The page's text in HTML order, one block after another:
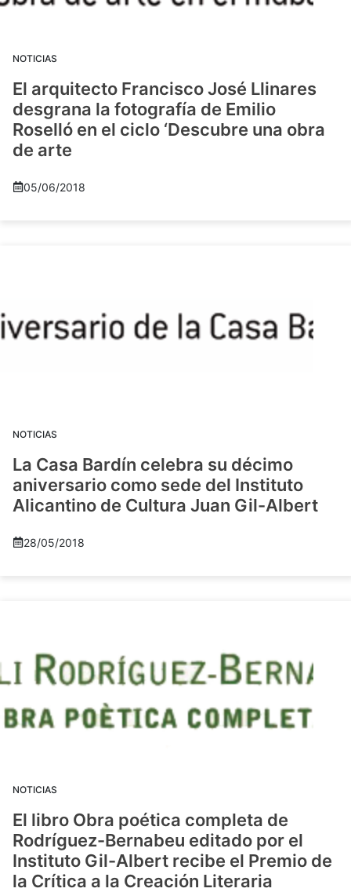
NOTICIAS
El arquitecto Francisco José Llinares
desgrana la fotografía de Emilio
Roselló en el ciclo ‘Descubre una obra
de arte
05/06/2018
NOTICIAS
La Casa Bardín celebra su décimo
aniversario como sede del Instituto
Alicantino de Cultura Juan Gil-Albert
28/05/2018
NOTICIAS
El libro Obra poética completa de
Rodríguez-Bernabeu editado por el
Instituto Gil-Albert recibe el Premio de
la Crítica a la Creación Literaria